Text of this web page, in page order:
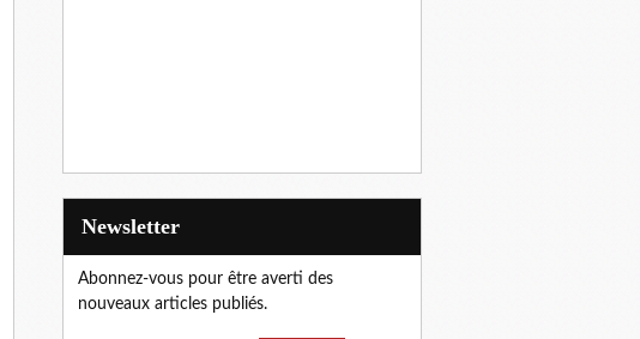
Newsletter
Abonnez-vous pour être averti des
nouveaux articles publiés.